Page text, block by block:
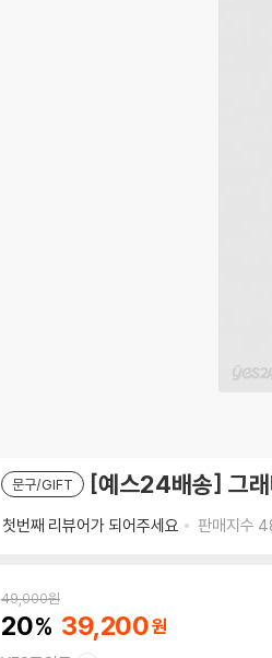
문구/GIFT [예스24배송] 그
첫번째 리뷰어가 되어주세요 판매지수
49,000원
20 39,200